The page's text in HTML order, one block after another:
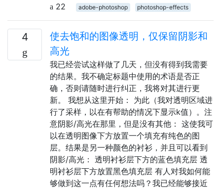
22
adobe-photoshop photoshop-effects
4
使去饱和的图像透明，仅保留阴影和
高光
我已经尝试这样做了几天，但没有得到我需要
的结果。我不确定标题中使用的术语是否正
确，否则请随时进行纠正，我将对其进行更
新。 我想从这里开始： 为此（我对透明区域进
行了采样，以在有帮助的情况下显示k值）。注
意阴影/高光在那里，但是没有其他： 这使我可
以在透明图像下方放置一个填充有纯色的图
层。结果是另一种颜色的衬衫，并且可以看到
阴影/高光： 透明衬衫层下方的蓝色填充层 透
明衬衫层下方放置黑色填充层 有人对我如何能
够做到这一点有任何想法吗？我已经能够接近